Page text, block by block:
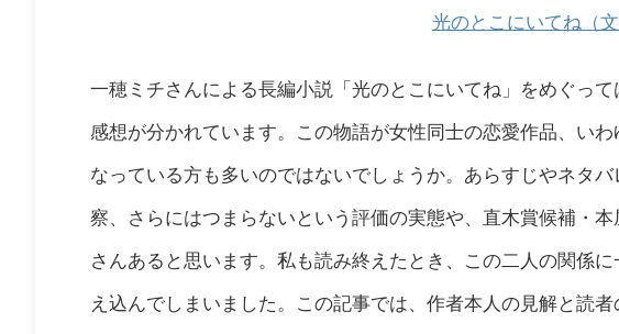
光のとこにいてね（文
一穂ミチさんによる長編小説「光のとこにいてね」をめぐっ
感想が分かれています。この物語が女性同士の恋愛作品、い
なっている方も多いのではないでしょうか。あらすじやネタ
察、さらにはつまらないという評価の実態や、直木賞候補・
さんあると思います。私も読み終えたとき、この二人の関係
え込んでしまいました。この記事では、作者本人の見解と読